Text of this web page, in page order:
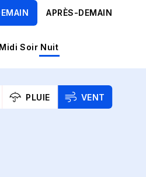
APRÈS-DEMAIN
Midi Soir Nuit
PLUIE VENT